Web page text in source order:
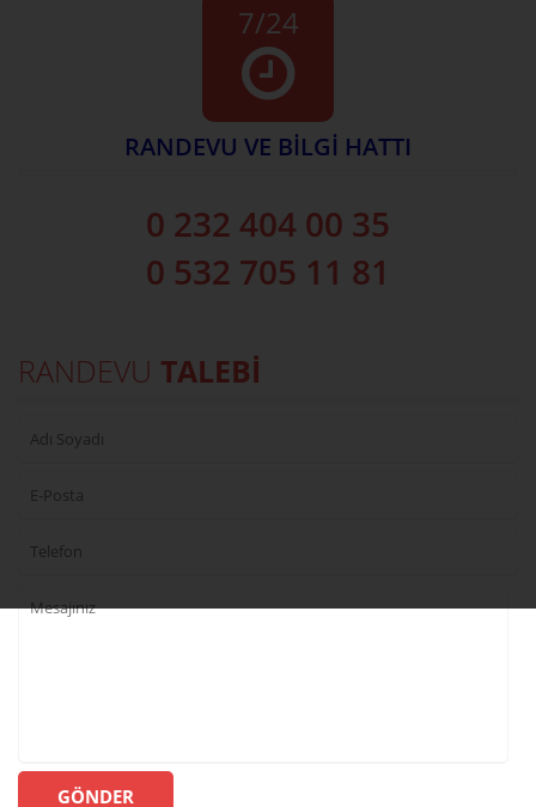
7/24
RANDEVU VE BİLGİ HATTI
0 232 404 00 35
0 532 705 11 81
RANDEVU TALEBİ